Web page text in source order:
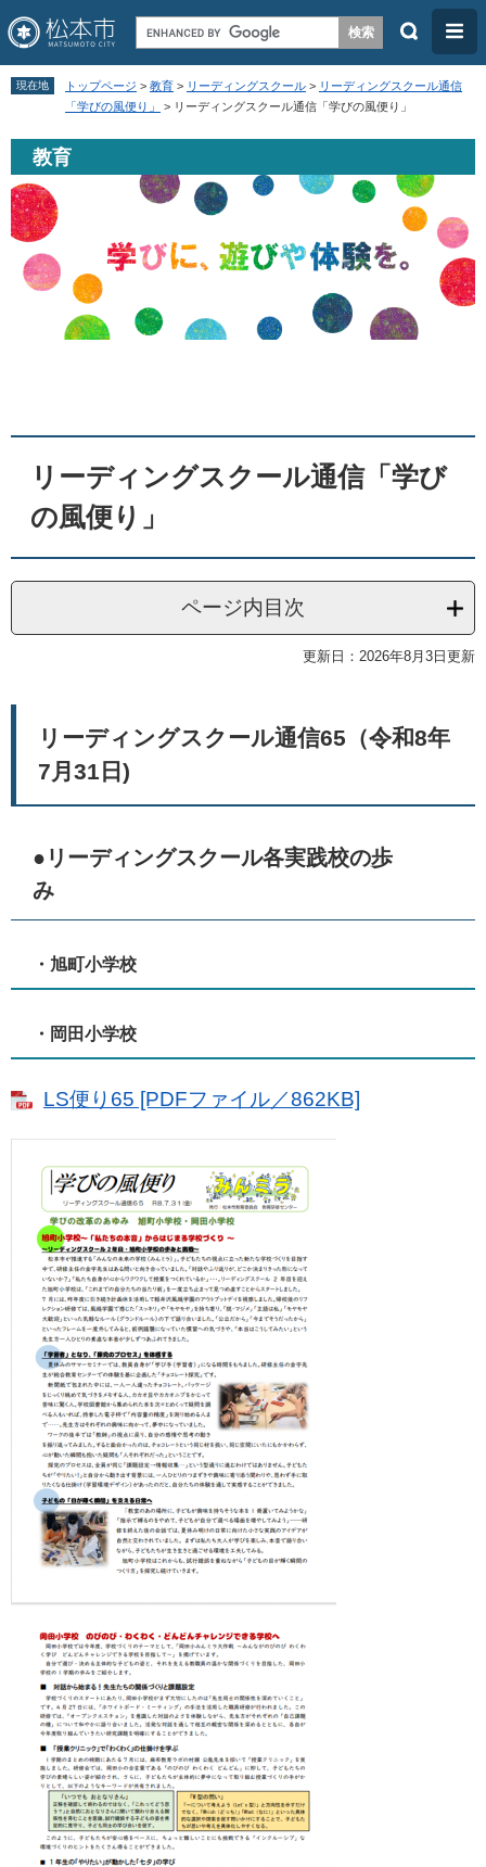
ペ
ジ
の
先
頭
メ
ュ
ー
を
飛
検
メ
ニ
ュ
現在地 トップページ > 教育 > リーディングスクール > リーディングスクール通信
「学びの風便り」
> リーディングスクール通信「学びの風便り」
教育
リーディングスクール通信「学び
の風便り」
ページ内目次
更新日：2026年8月3日更新
リーディングスクール通信65（令和8年
7月31日)
●リーディングスクール各実践校の歩
み
・旭町小学校
・岡田小学校
LS便り65 [PDFファイル／862KB]